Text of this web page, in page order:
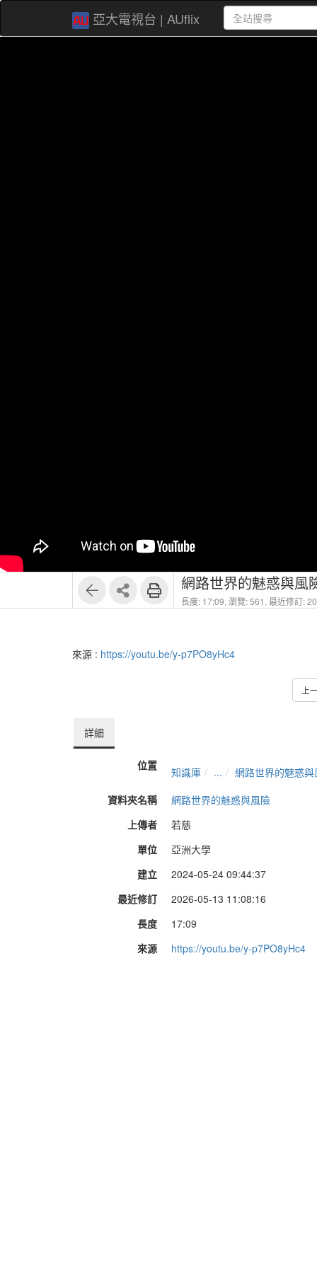
亞大電視台 | AUflix
網路世界的魅惑與風
長度: 17:09, 瀏覽: 561, 最近修訂:
來源 : https://youtu.be/y-p7PO8yHc4
上
詳細
位置 知識庫 ...
網路世界的魅惑與
資料夾名稱
網路世界的魅惑與風險
上傳者
若慈
單位
亞洲大學
建立
2024-05-24 09:44:37
最近修訂
2026-05-13 11:08:16
長度
17:09
來源
https://youtu.be/y-p7PO8yHc4